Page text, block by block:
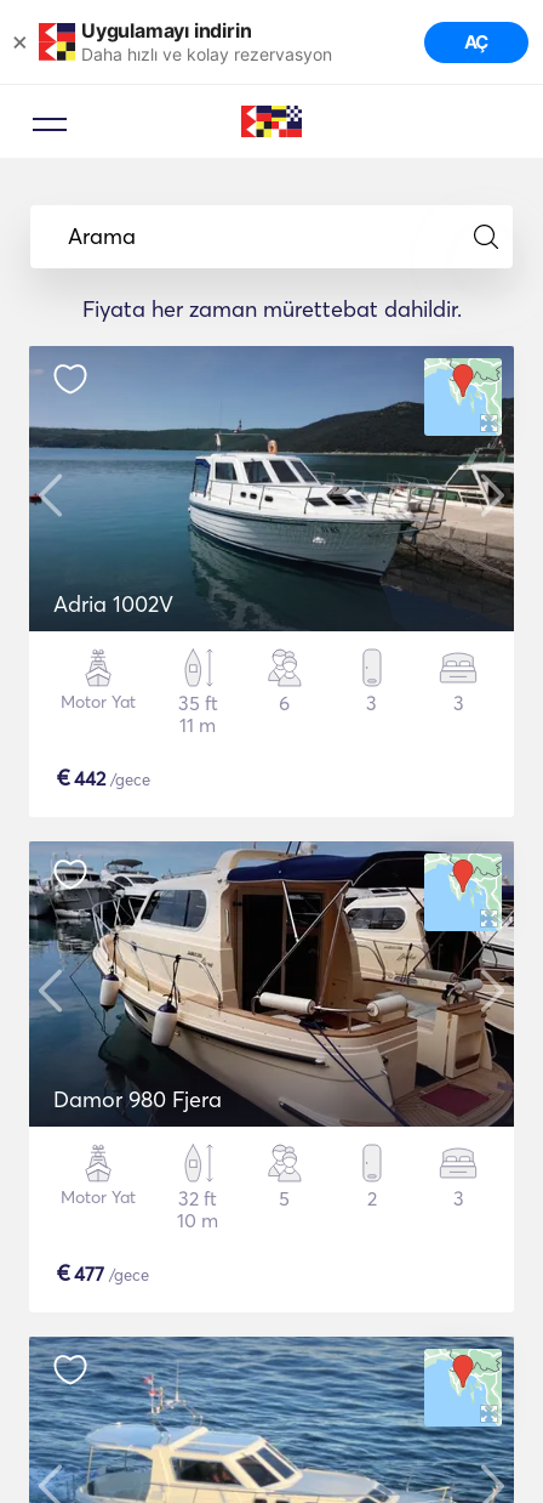
× Uygulamayı indirin
Daha hızlı ve kolay rezervasyon AÇ
Arama
Fiyata her zaman mürettebat dahildir.
Adria 1002V
Motor Yat
35 ft
11 m
6 3 3
€442/gece
Damor 980 Fjera
Motor Yat
32 ft
10 m
5 2 3
€477 /gece